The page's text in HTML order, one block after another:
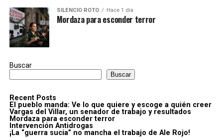
SILENCIO ROTO Hace 1 día
Mordaza para esconder terror
Buscar
Buscar
Recent Posts
El pueblo manda: Ve lo que quiere y escoge a quién creer
Vargas del Villar, un senador de trabajo y resultados
Mordaza para esconder terror
Intervención Antidrogas
¡La “guerra sucia” no mancha el trabajo de Ale Rojo!